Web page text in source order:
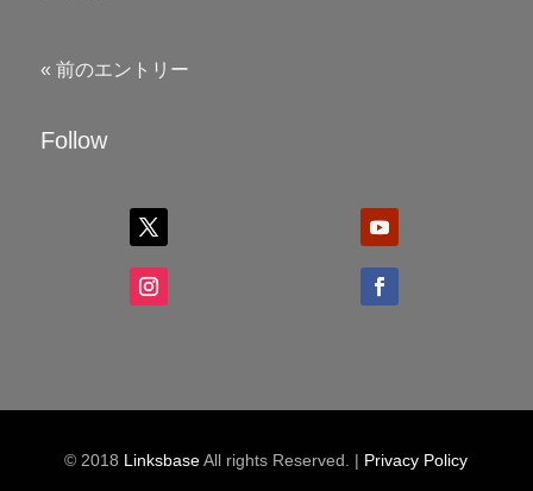
« 前のエントリー
Follow
© 2018 LinksbaseAll rights Reserved. | Privacy Policy